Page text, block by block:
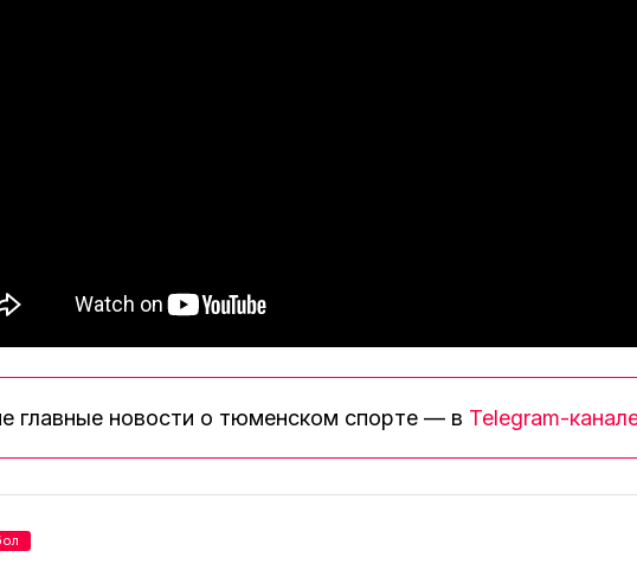
главные новости о тюменском спорте — в Telegram-